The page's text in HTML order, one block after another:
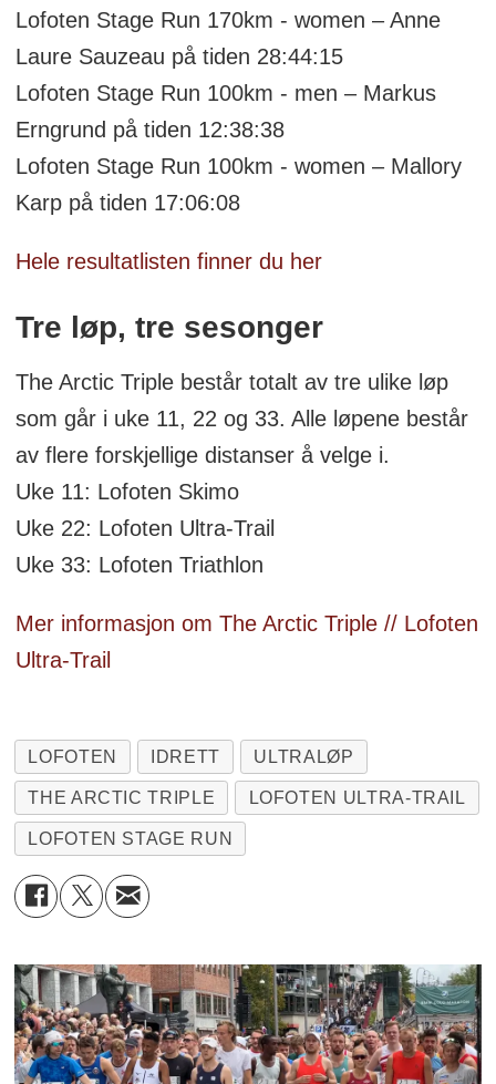
Lofoten Stage Run 170km - women – Anne
Laure Sauzeau på tiden 28:44:15
Lofoten Stage Run 100km - men – Markus
Erngrund på tiden 12:38:38
Lofoten Stage Run 100km - women – Mallory
Karp på tiden 17:06:08
Hele resultatlisten finner du her
Tre løp, tre sesonger
The Arctic Triple består totalt av tre ulike løp
som går i uke 11, 22 og 33. Alle løpene består
av flere forskjellige distanser å velge i.
Uke 11: Lofoten Skimo
Uke 22: Lofoten Ultra-Trail
Uke 33: Lofoten Triathlon
Mer informasjon om The Arctic Triple // Lofoten
Ultra-Trail
LOFOTEN IDRETT ULTRALØP
THE ARCTIC TRIPLE LOFOTEN ULTRA-TRAIL
LOFOTEN STAGE RUN